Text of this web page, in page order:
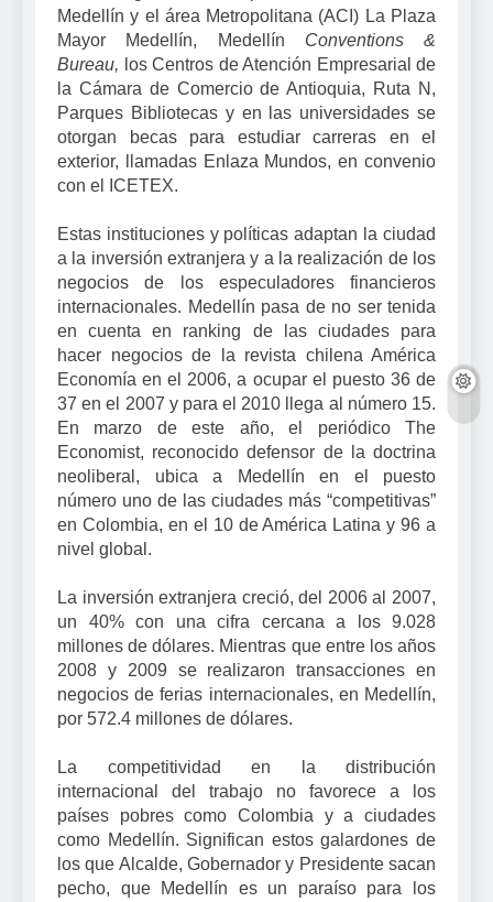
Medellín y el área Metropolitana (ACI) La Plaza
Mayor Medellín, Medellín Conventions &
Bureau, los Centros de Atención Empresarial de
la Cámara de Comercio de Antioquia, Ruta N,
Parques Bibliotecas y en las universidades se
otorgan becas para estudiar carreras en el
exterior, llamadas Enlaza Mundos, en convenio
con el ICETEX.
Estas instituciones y políticas adaptan la ciudad
a la inversión extranjera y a la realización de los
negocios de los especuladores financieros
internacionales. Medellín pasa de no ser tenida
en cuenta en ranking de las ciudades para
hacer negocios de la revista chilena América
Economía en el 2006, a ocupar el puesto 36 de
37 en el 2007 y para el 2010 llega al número 15.
En marzo de este año, el periódico The
Economist, reconocido defensor de la doctrina
neoliberal, ubica a Medellín en el puesto
número uno de las ciudades más “competitivas”
en Colombia, en el 10 de América Latina y 96 a
nivel global.
La inversión extranjera creció, del 2006 al 2007,
un 40% con una cifra cercana a los 9.028
millones de dólares. Mientras que entre los años
2008 y 2009 se realizaron transacciones en
negocios de ferias internacionales, en Medellín,
por 572.4 millones de dólares.
La competitividad en la distribución
internacional del trabajo no favorece a los
países pobres como Colombia y a ciudades
como Medellín. Significan estos galardones de
los que Alcalde, Gobernador y Presidente sacan
pecho, que Medellín es un paraíso para los